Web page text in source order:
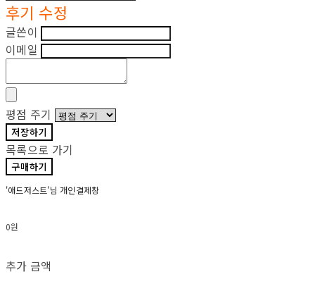
후기 수정
글쓴이
이메일
평점 주기
저장하기
목록으로 가기
구매하기
'애드저스트'님 개인결제창
0원
추가 금액